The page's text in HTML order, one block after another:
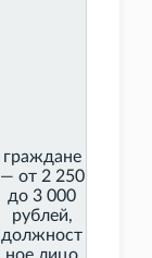
граждане
— от 2 250
до 3 000
рублей,
должност